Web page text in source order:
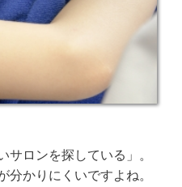
サロンを探している」。
かりにくいですよね。